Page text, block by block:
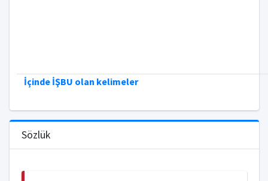
İçinde İŞBU olan kelimeler
Sözlük